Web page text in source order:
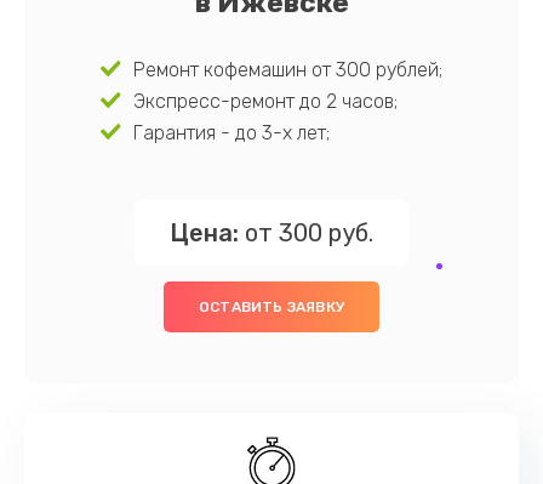
Ремонт кофемашин от 300 рублей;
Экспресс-ремонт до 2 часов;
Гарантия - до 3-х лет;
Цена: от 300 руб.
ОСТАВИТЬ ЗАЯВКУ